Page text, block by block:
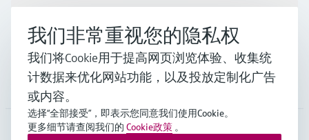
支持
公司
我们非常重视您的隐私权
我们将Cookie用于提高网页浏览体验、收集统
计数据来优化网站功能，以及投放定制化广告
或内容。
选择“全部接受”，即表示您同意我们使用Cookie。
更多细节请查阅我们的 Cookie政策 。